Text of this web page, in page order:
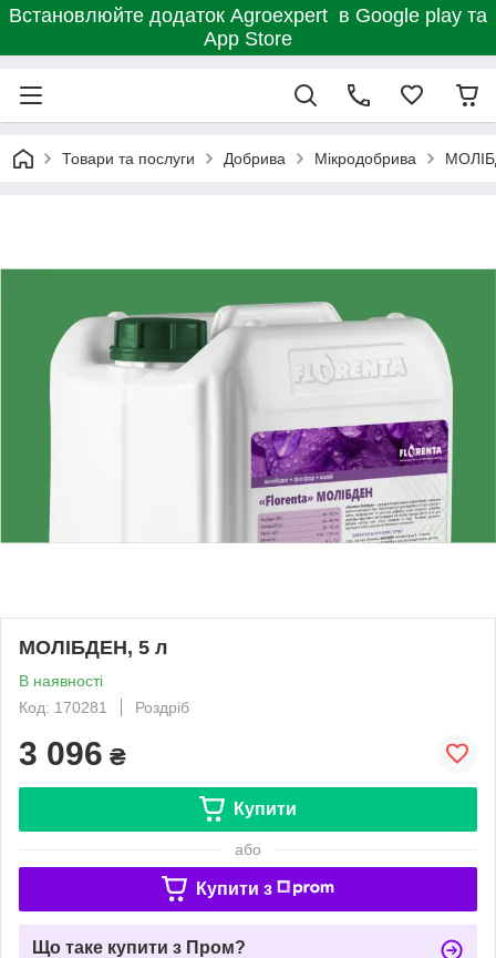
Встановлюйте додаток Agroexpert в Google play та
App Store
Товари та послуги Добрива Мікродобрива
МОЛІБДЕН, 5 л
В наявності
Код: 170281
Роздріб
3 096 ₴
Купити
або
Купити з
Що таке купити з Пром?